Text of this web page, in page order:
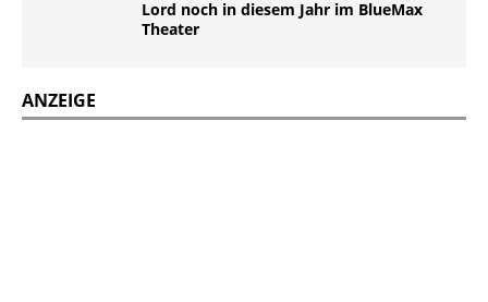
Lord noch in diesem Jahr im BlueMax
Theater
ANZEIGE